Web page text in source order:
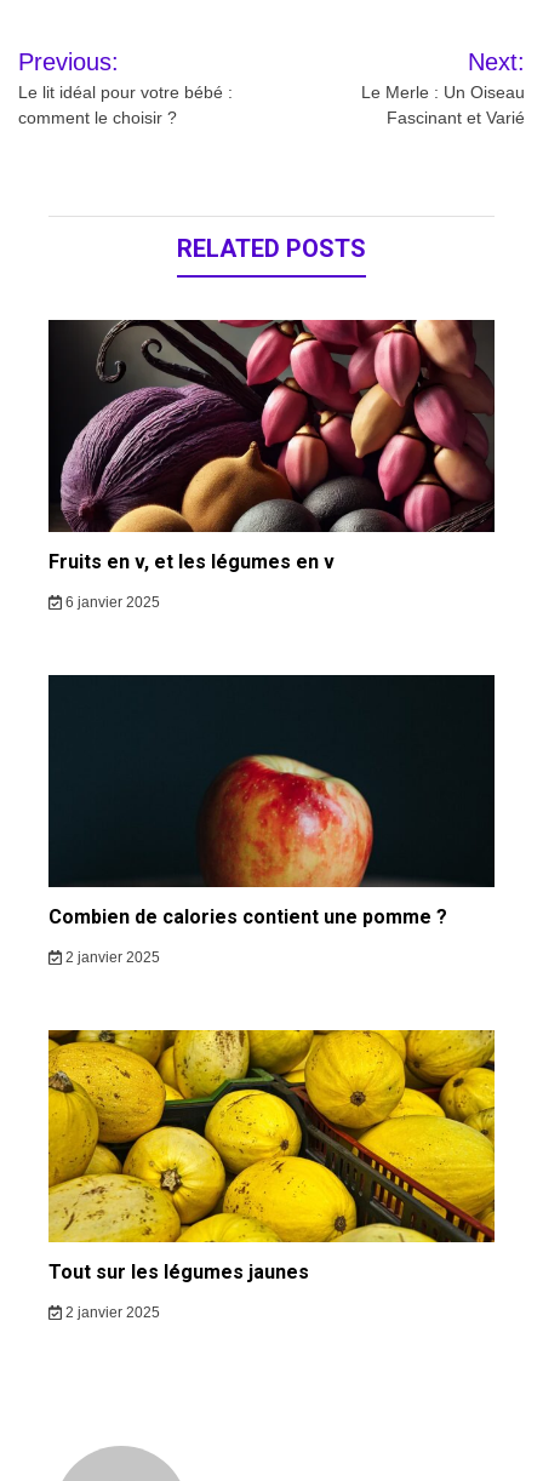
Navigation
de
Previous:
Le lit idéal pour votre bébé :
comment le choisir ?
Next:
Le Merle : Un Oiseau
Fascinant et Varié
RELATED POSTS
Fruits en v, et les légumes en v
6 janvier 2025
Combien de calories contient une pomme ?
2 janvier 2025
Tout sur les légumes jaunes
2 janvier 2025